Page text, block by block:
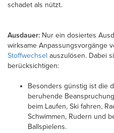
schadet als nützt.
Ausdauer: Nur ein dosiertes
wirksame Anpassungsvorgänge
Stoffwechsel auszulösen. Dabei
berücksichtigen:
Besonders günstig ist die
beruhende
beim Laufen, Ski fahren,
Schwimmen, Rudern und
Ballspielens.